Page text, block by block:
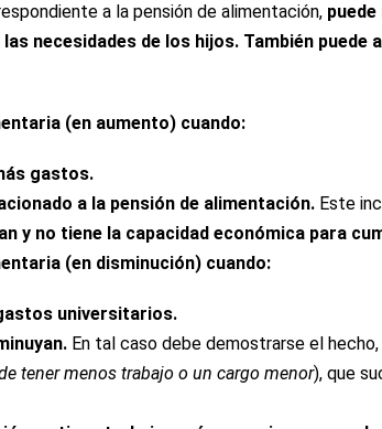
a la pensión de alimentación,
necesidades de los hijos. También
(en aumento) cuando:
gastos.
a la pensión de alimentación. Este
y no tiene la capacidad económica para
(en disminución) cuando:
universitarios.
En tal caso debe demostrarse el
tener menos trabajo o un cargo menor), que